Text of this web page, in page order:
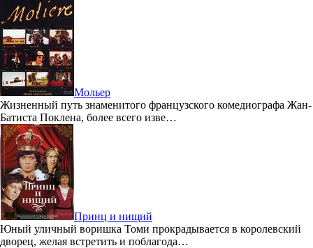
Мольер
Жизненный путь знаменитого французского комедиографа Жан-
Батиста Поклена, более всего изве…
Принц и нищий
Юный уличный воришка Томи прокрадывается в королевский
дворец, желая встретить и поблагода…